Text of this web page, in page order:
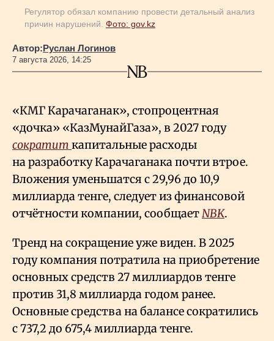
Регулятор обязал компанию провести детальный анализ
причин нарушений. Фото: gov.kz
Автор:Руслан Логинов
7 августа 2026, 14:25
«КМГ Карачаганак», стопроцентная
«дочка» «КазМунайГаза», в 2027 году
сократит капитальные расходы
на разработку Карачаганака почти втрое.
Вложения уменьшатся с 29,96 до 10,9
миллиарда тенге, следует из финансовой
отчётности компании, сообщаетNBK.
Тренд на сокращение уже виден. В 2025
году компания потратила на приобретение
основных средств 27 миллиардов тенге
против 31,8 миллиарда годом ранее.
Основные средства на балансе сократились
с 737,2 до 675,4 миллиарда тенге.